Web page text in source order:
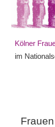
Kölner
im